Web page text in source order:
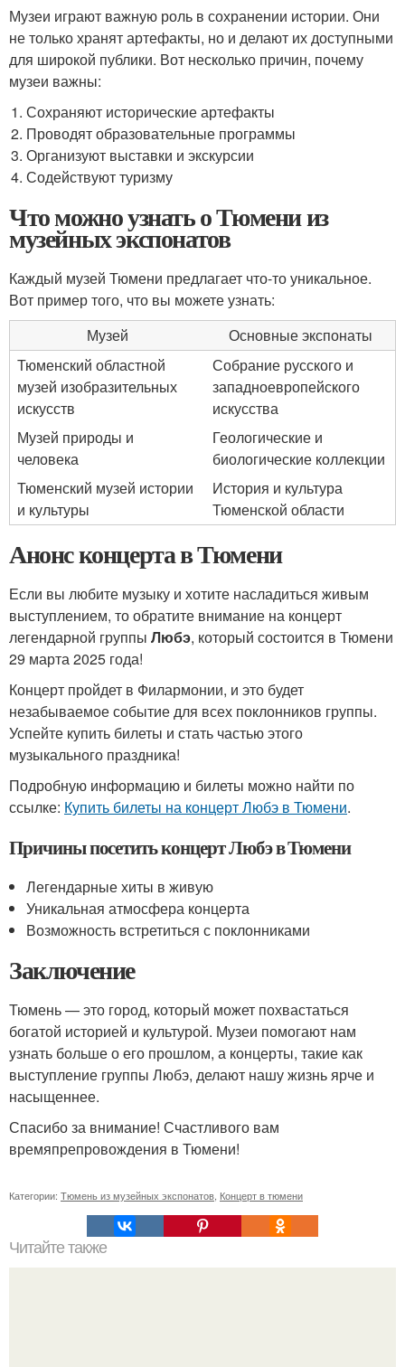
Музеи играют важную роль в сохранении истории. Они
не только хранят артефакты, но и делают их доступными
для широкой публики. Вот несколько причин, почему
музеи важны:
Сохраняют исторические артефакты
Проводят образовательные программы
Организуют выставки и экскурсии
Содействуют туризму
Что можно узнать о Тюмени из
музейных экспонатов
Каждый музей Тюмени предлагает что-то уникальное.
Вот пример того, что вы можете узнать:
Музей
Основные экспонаты
Тюменский областной
музей изобразительных
искусств
Собрание русского и
западноевропейского
искусства
Музей природы и
человека
Геологические и
биологические коллекции
Тюменский музей истории
и культуры
История и культура
Тюменской области
Анонс концерта в Тюмени
Если вы любите музыку и хотите насладиться живым
выступлением, то обратите внимание на концерт
легендарной группы Любэ, который состоится в Тюмени
29 марта 2025 года!
Концерт пройдет в Филармонии, и это будет
незабываемое событие для всех поклонников группы.
Успейте купить билеты и стать частью этого
музыкального праздника!
Подробную информацию и билеты можно найти по
ссылке: Купить билеты на концерт Любэ в Тюмени.
Причины посетить концерт Любэ в Тюмени
Легендарные хиты в живую
Уникальная атмосфера концерта
Возможность встретиться с поклонниками
Заключение
Тюмень — это город, который может похвастаться
богатой историей и культурой. Музеи помогают нам
узнать больше о его прошлом, а концерты, такие как
выступление группы Любэ, делают нашу жизнь ярче и
насыщеннее.
Спасибо за внимание! Счастливого вам
времяпрепровождения в Тюмени!
Категории: Тюмень из музейных экспонатов Концерт в тюмени
Читайте также